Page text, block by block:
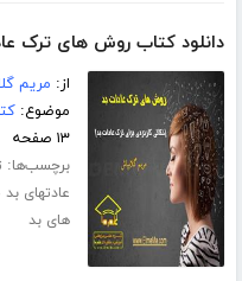
دانلود کتاب روش های ترک
از: مریم
موضوع:
۱۳ صفحه
برچسب‌ها:
عادتهای
های بد